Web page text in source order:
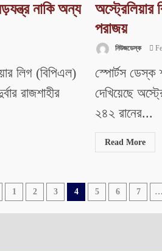
নাকি অন্য
লিগ (বিপিএল)
রাজশাহীর
অস্ট্রেলিয়ার
পরাজয়
নিউজডেস্ক
স্পোর্টস ডেস্ক
দেখিয়েছে
২৪২ রানের...
Read More
1 2 3 4 5 6 7 …